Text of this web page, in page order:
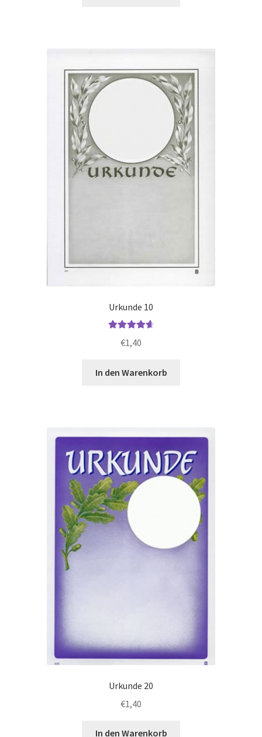
Urkunde 10
von 5
€1,40
In den Warenkorb
Urkunde 20
€1,40
In den Warenkorb